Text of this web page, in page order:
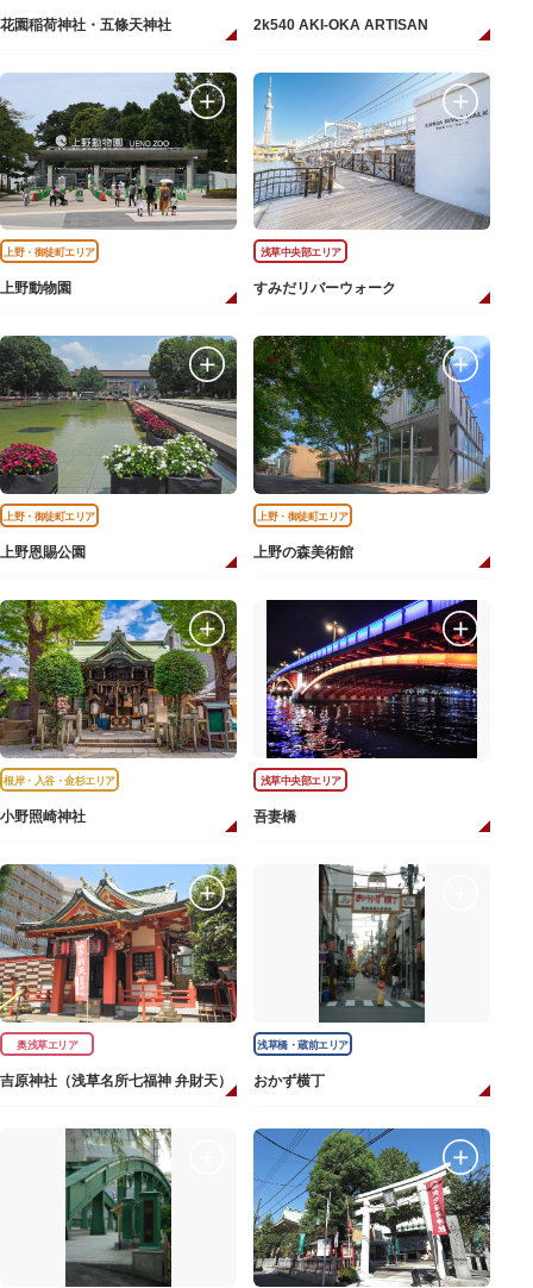
花園稲荷神社・五條天神社 2k540 AKI-OKA ARTISAN
上野・御徒町エリア
上野動物園
浅草中央部エリア
すみだリバーウォーク
上野・御徒町エリア
上野恩賜公園
上野・御徒町エリア
上野の森美術館
根岸・入谷・金杉エリア
小野照崎神社
浅草中央部エリア
吾妻橋
奥浅草エリア
吉原神社（浅草名所七福神 弁財天）
浅草橋・蔵前エリア
おかず横丁